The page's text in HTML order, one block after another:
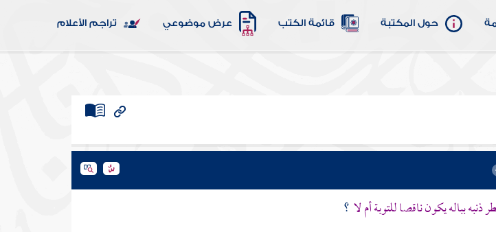
حول المكتبة قائمة الكتب عرض موضوعي تراجم الأعلام
ذنبه بباله يكون ناقصا للتوبة أم لا؟